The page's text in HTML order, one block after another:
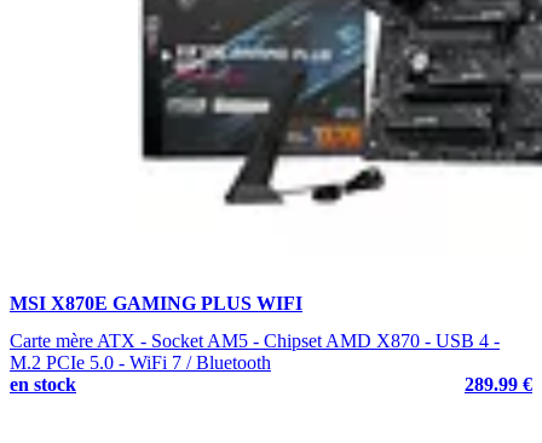
MSI X870E GAMING PLUS WIFI
Carte mère ATX - Socket AM5 - Chipset AMD X870 - USB 4 -
M.2 PCIe 5.0 - WiFi 7 / Bluetooth
en stock
289.99 €